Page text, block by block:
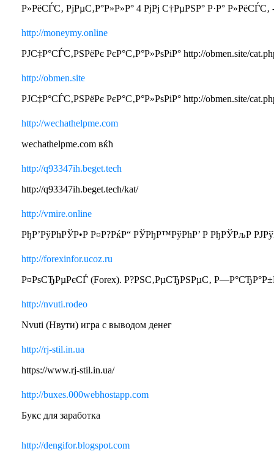
Р»РёСЃС‚ РјРµС‚Р°Р»Р»Р° 4 РјРј С†РµРЅР° Р·Р° Р»РёСЃС‚
http://moneymy.online
РЈС‡Р°СЃС‚РЅРёРє РєР°С‚Р°Р»РѕРіР° http://obmen.site/
http://obmen.site
РЈС‡Р°СЃС‚РЅРёРє РєР°С‚Р°Р»РѕРіР° http://obmen.site/
http://wechathelpme.com
wechathelpme.com вќћ
http://q93347ih.beget.tech
http://q93347ih.beget.tech/kat/
http://vmire.online
РђР’РўРћРЎР•Р Р¤Р?РќР“ РЎРђР™РўРћР’ Р РђРЎРљР
http://forexinfor.ucoz.ru
Р¤РѕСЂРµРєСЃ (Forex). Р?РЅС‚РµСЂРЅРµС‚
http://nvuti.rodeo
Nvuti (Нвути) игра с выводом денег
http://rj-stil.in.ua
https://www.rj-stil.in.ua/
http://buxes.000webhostapp.com
Букс для заработка
http://dengifor.blogspot.com